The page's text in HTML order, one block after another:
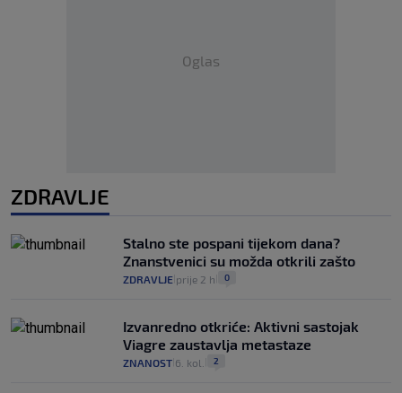
Oglas
ZDRAVLJE
Stalno ste pospani tijekom dana?
Znanstvenici su možda otkrili zašto
ZDRAVLJE prije 2 h 0
Izvanredno otkriće: Aktivni sastojak
Viagre zaustavlja metastaze
ZNANOST 6. kol. 2